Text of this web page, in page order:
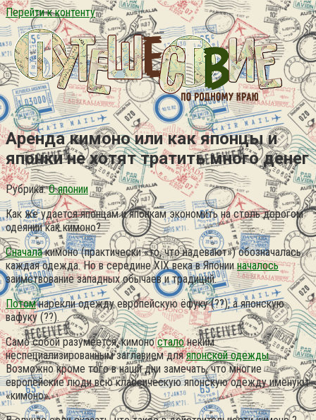
Перейти к контенту
Аренда кимоно или как японцы и
японки не хотят тратить много денег
Рубрика: О японии
Как же удается японцам и японкам экономить на столь дорогом
одеянии как кимоно?
Сначалакимоно (практически «то, что надевают») обозначалась
каждая одежда. Но в середине XIX века в Японииначалось
заимствование западных обычаев и традиций.
Потомнарекли одежду европейскую ёфуку (??), а японскую
вафуку (??).
Само собой разумеется, кимоносталонеким
неспециализированным заглавием дляяпонской одежды.
Возможно кроме того в наши дни замечать, что многие
европейские люди всю классическую японскую одежду именуют
«кимоно».